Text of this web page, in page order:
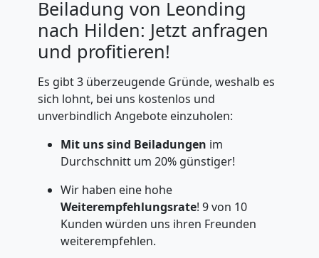
Beiladung von Leonding
nach Hilden: Jetzt anfragen
und profitieren!
Es gibt 3 überzeugende Gründe, weshalb es
sich lohnt, bei uns kostenlos und
unverbindlich Angebote einzuholen:
Mit uns sind Beiladungen im
Durchschnitt um 20% günstiger!
Wir haben eine hohe
Weiterempfehlungsrate! 9 von 10
Kunden würden uns ihren Freunden
weiterempfehlen.